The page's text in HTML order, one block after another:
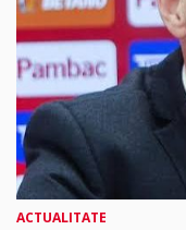
ACTUALITATE